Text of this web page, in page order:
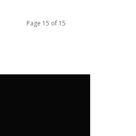
Page 15 of 15